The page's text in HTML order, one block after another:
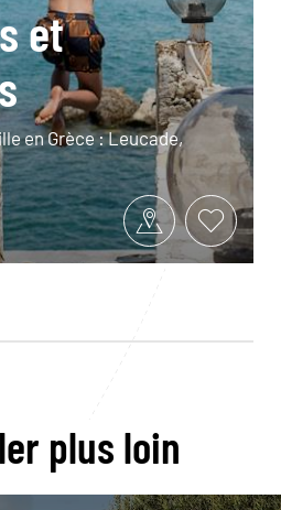
et
en Grèce : Leucade,
plus loin